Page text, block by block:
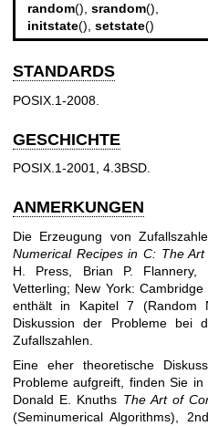
random(), srandom(),
initstate(), setstate()
STANDARDS
POSIX.1-2008.
GESCHICHTE
POSIX.1-2001, 4.3BSD.
ANMERKUNGEN
Die Erzeugung von
Numerical Recipes in C: The
H. Press, Brian P. Flannery,
Vetterling; New York:
enthält in Kapitel 7 (Random
Diskussion der Probleme bei
Zufallszahlen.
Eine eher theoretische
Probleme aufgreift, finden Sie
Donald E. Knuths The Art of
(Seminumerical Algorithms),